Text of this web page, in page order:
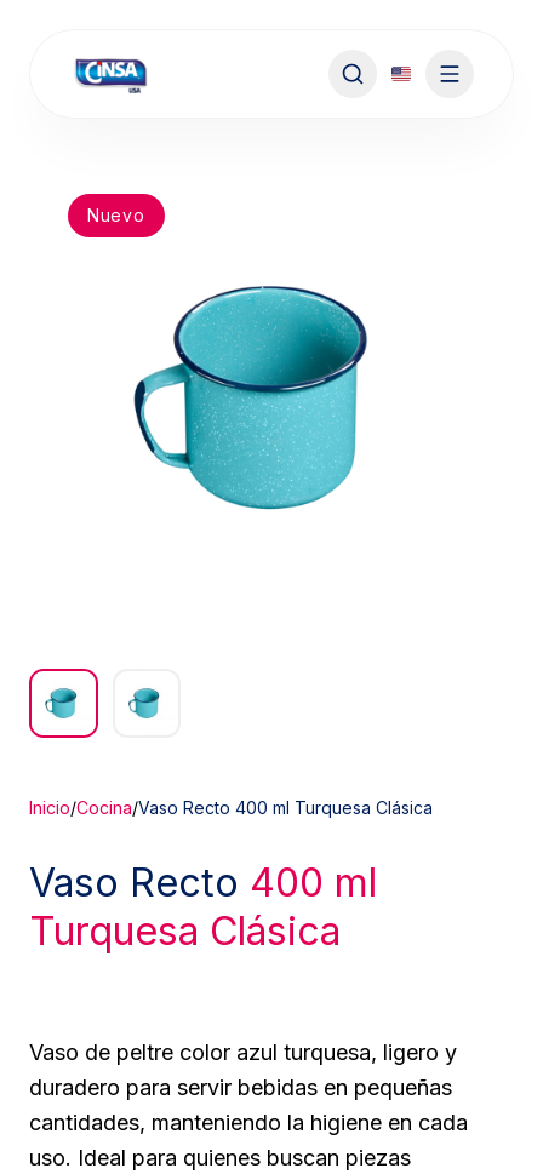
Nuevo
Inicio/Cocina/Vaso Recto 400 ml Turquesa Clásica
Vaso Recto 400 ml
Turquesa Clásica
Vaso de peltre color azul turquesa, ligero y
duradero para servir bebidas en pequeñas
cantidades, manteniendo la higiene en cada
uso. Ideal para quienes buscan piezas